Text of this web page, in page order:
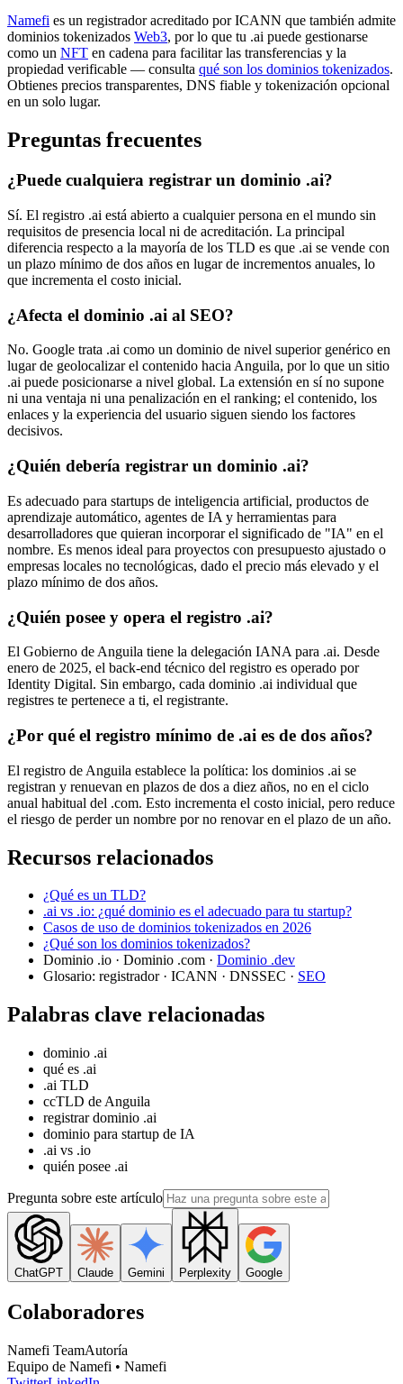
Namefi es un registrador acreditado por ICANN que también admite
dominios tokenizados Web3, por lo que tu .ai puede gestionarse
como un NFT en cadena para facilitar las transferencias y la
propiedad verificable — consulta qué son los dominios tokenizados.
Obtienes precios transparentes, DNS fiable y tokenización opcional
en un solo lugar.
Preguntas frecuentes
¿Puede cualquiera registrar un dominio .ai?
Sí. El registro .ai está abierto a cualquier persona en el mundo sin
requisitos de presencia local ni de acreditación. La principal
diferencia respecto a la mayoría de los TLD es que .ai se vende con
un plazo mínimo de dos años en lugar de incrementos anuales, lo
que incrementa el costo inicial.
¿Afecta el dominio .ai al SEO?
No. Google trata .ai como un dominio de nivel superior genérico en
lugar de geolocalizar el contenido hacia Anguila, por lo que un sitio
.ai puede posicionarse a nivel global. La extensión en sí no supone
ni una ventaja ni una penalización en el ranking; el contenido, los
enlaces y la experiencia del usuario siguen siendo los factores
decisivos.
¿Quién debería registrar un dominio .ai?
Es adecuado para startups de inteligencia artificial, productos de
aprendizaje automático, agentes de IA y herramientas para
desarrolladores que quieran incorporar el significado de "IA" en el
nombre. Es menos ideal para proyectos con presupuesto ajustado o
empresas locales no tecnológicas, dado el precio más elevado y el
plazo mínimo de dos años.
¿Quién posee y opera el registro .ai?
El Gobierno de Anguila tiene la delegación IANA para .ai. Desde
enero de 2025, el back-end técnico del registro es operado por
Identity Digital. Sin embargo, cada dominio .ai individual que
registres te pertenece a ti, el registrante.
¿Por qué el registro mínimo de .ai es de dos años?
El registro de Anguila establece la política: los dominios .ai se
registran y renuevan en plazos de dos a diez años, no en el ciclo
anual habitual del .com. Esto incrementa el costo inicial, pero reduce
el riesgo de perder un nombre por no renovar en el plazo de un año.
Recursos relacionados
¿Qué es un TLD?
.ai vs .io: ¿qué dominio es el adecuado para tu startup?
Casos de uso de dominios tokenizados en 2026
¿Qué son los dominios tokenizados?
Dominio .io · Dominio .com · Dominio .dev
Glosario: registrador · ICANN · DNSSEC · SEO
Palabras clave relacionadas
dominio .ai
qué es .ai
.ai TLD
ccTLD de Anguila
registrar dominio .ai
dominio para startup de IA
.ai vs .io
quién posee .ai
Pregunta sobre este artículo
ChatGPT Claude Gemini Perplexity Google
Colaboradores
Namefi TeamAutoría
Equipo de Namefi • Namefi